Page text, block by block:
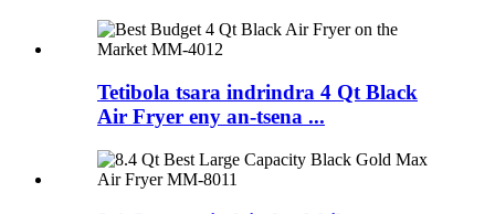
Tetibola tsara indrindra 4 Qt Black
Air Fryer eny an-tsena ...